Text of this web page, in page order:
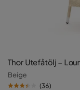
Thor Utefåtölj –
Beige
(36)